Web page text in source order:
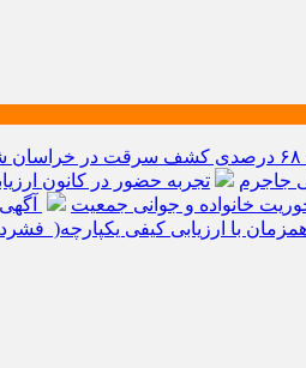
تجربه حضور در کانون
خانواده و جوانی جمعیت
با ارزیابی کیفی یکپارچه(